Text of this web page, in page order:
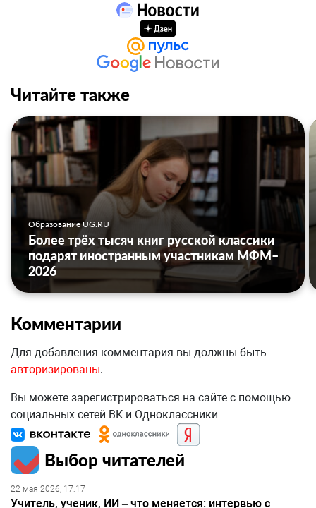
Читайте также
Образование UG.RU
Более трёх тысяч книг русской классики
подарят иностранным участникам МФМ–
2026
Комментарии
Для добавления комментария вы должны быть
авторизированы.
Вы можете зарегистрироваться на сайте с помощью
социальных сетей ВК и Одноклассники
Выбор читателей
22 мая 2026, 17:17
Учитель, ученик, ИИ – что меняется: интервью с